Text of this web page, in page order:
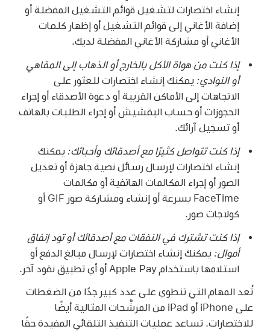
إنشاء اختصارات لتشغيل قوائم التشغيل المفضلة أو
إضافة الأغاني إلى قوائم التشغيل أو إظهار كلمات
الأغاني أو مشاركة الأغاني المفضلة لديك.
إذا كنت من هواة الأكل بالخارج أو الذهاب إلى المقاهي
أو النوادي: يمكنك إنشاء اختصارات للعثور على
الاتجاهات إلى الأماكن القريبة أو دعوة الأصدقاء أو إجراء
الحجوزات أو حساب البقشيش أو إجراء الطلبات بالهاتف
أو تسجيل آرائك.
إذا كنت تتواصل كثيرًا مع أصدقائك وأحبائك: يمكنك
إنشاء اختصارات لإرسال رسائل نصية جاهزة أو تعديل
الصور أو إجراء المكالمات الهاتفية أو مكالمات
FaceTime بسرعة أو إنشاء ومشاركة صور GIF أو
كولاجات صور.
إذا كنت تشترك في النفقات مع أصدقائك أو تود إنفاق
أموال: يمكنك إنشاء اختصارات لإرسال مبالغ الدفع أو
استلامها باستخدام Apple Pay أو أي تطبيق نقود آخر.
تُعد المهام التي تنطوي على عدد كبير جدًا من الضغطات
على iPhone أو iPad من المرشَّحات المثالية أيضًا
للاختصارات. تساعد عمليات التنفيذ التلقائي المفيدة حقًا